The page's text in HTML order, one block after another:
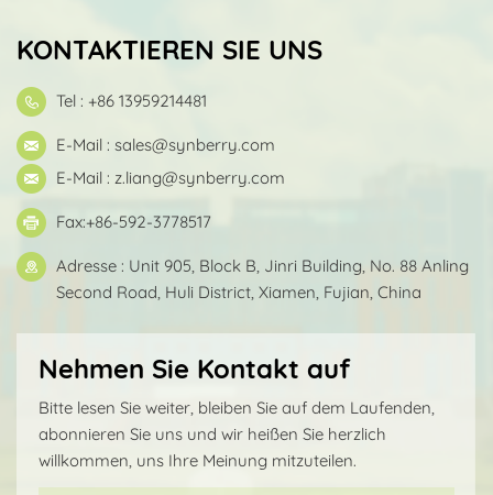
KONTAKTIEREN SIE UNS
Tel : +86 13959214481
E-Mail : sales@synberry.com
E-Mail : z.liang@synberry.com
Fax:+86-592-3778517
Adresse : Unit 905, Block B, Jinri Building, No. 88 Anling
Second Road, Huli District, Xiamen, Fujian, China
Nehmen Sie Kontakt auf
Bitte lesen Sie weiter, bleiben Sie auf dem Laufenden,
abonnieren Sie uns und wir heißen Sie herzlich
willkommen, uns Ihre Meinung mitzuteilen.